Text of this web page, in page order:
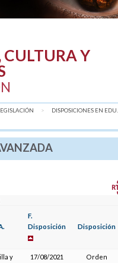
Y
DISPOSICIONES EN EDU...
F.
Disposición
Disposición
y
17/08/2021 Orden